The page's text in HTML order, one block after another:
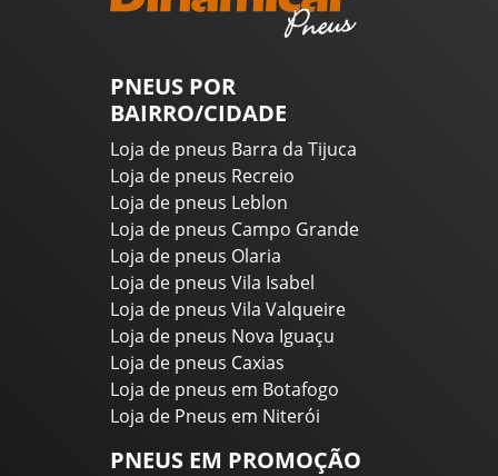
PNEUS POR
BAIRRO/CIDADE
Loja de pneus Barra da Tijuca
Loja de pneus Recreio
Loja de pneus Leblon
Loja de pneus Campo Grande
Loja de pneus Olaria
Loja de pneus Vila Isabel
Loja de pneus Vila Valqueire
Loja de pneus Nova Iguaçu
Loja de pneus Caxias
Loja de pneus em Botafogo
Loja de Pneus em Niterói
PNEUS EM PROMOÇÃO